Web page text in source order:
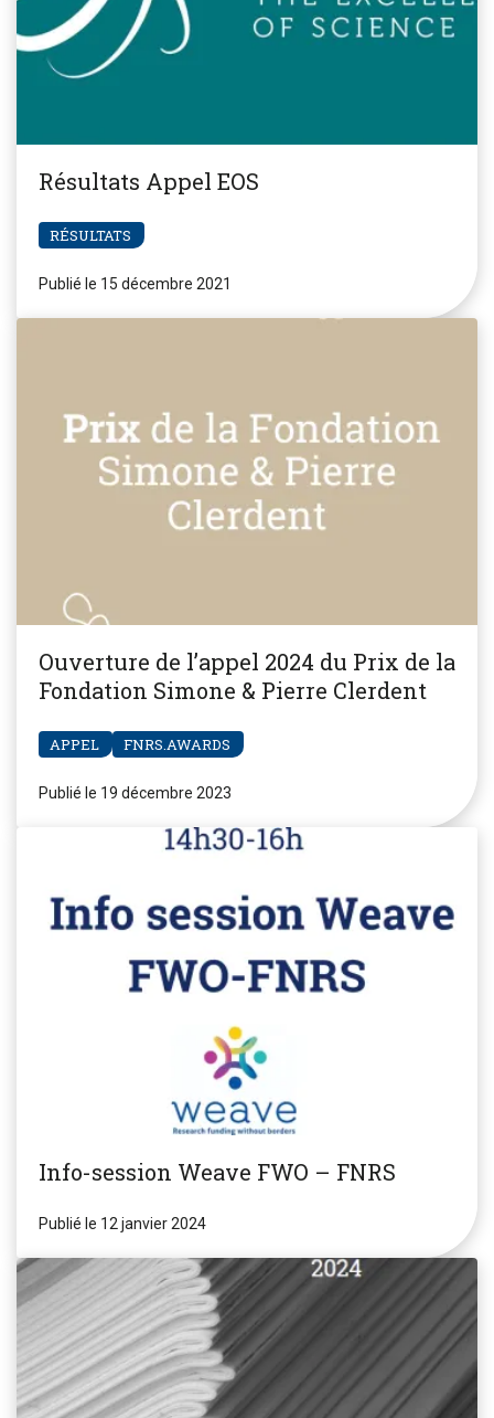
Résultats Appel EOS
RÉSULTATS
Publié le 15 décembre 2021
Ouverture de l’appel 2024 du Prix de la
Fondation Simone & Pierre Clerdent
APPEL FNRS.AWARDS
Publié le 19 décembre 2023
Info-session Weave FWO – FNRS
Publié le 12 janvier 2024